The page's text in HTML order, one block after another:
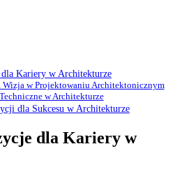
dla Kariery w Architekturze
Wizja w Projektowaniu Architektonicznym
w Architekturze
dla Sukcesu w Architekturze
dla Kariery w